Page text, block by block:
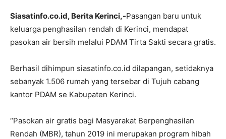
Siasatinfo.co.id, Berita Kerinci,-Pasangan baru untuk
keluarga penghasilan rendah di Kerinci, mendapat
pasokan air bersih melalui PDAM Tirta Sakti secara gratis.
Berhasil dihimpun siasatinfo.co.id dilapangan, setidaknya
sebanyak 1.506 rumah yang tersebar di Tujuh cabang
kantor PDAM se Kabupaten Kerinci.
“Pasokan air gratis bagi Masyarakat Berpenghasilan
Rendah (MBR), tahun 2019 ini merupakan program hibah